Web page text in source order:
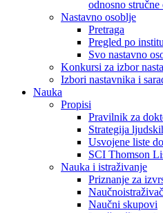
odnosno stručne
Nastavno osoblje
Pretraga
Pregled po
Svo nastavno
Konkursi za izbor
Izbori nastavnika i
Nauka
Propisi
Pravilnik za
Strategija
Usvojene liste
SCI Thomson
Nauka i istraživanje
Priznanje za
Naučni skupovi